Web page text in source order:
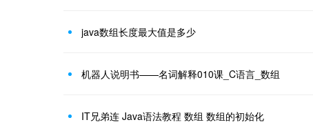
java数组长度最大值是多少
机器人说明书——名词解释010课_C语言_数组
IT兄弟连 Java语法教程 数组 数组的初始化